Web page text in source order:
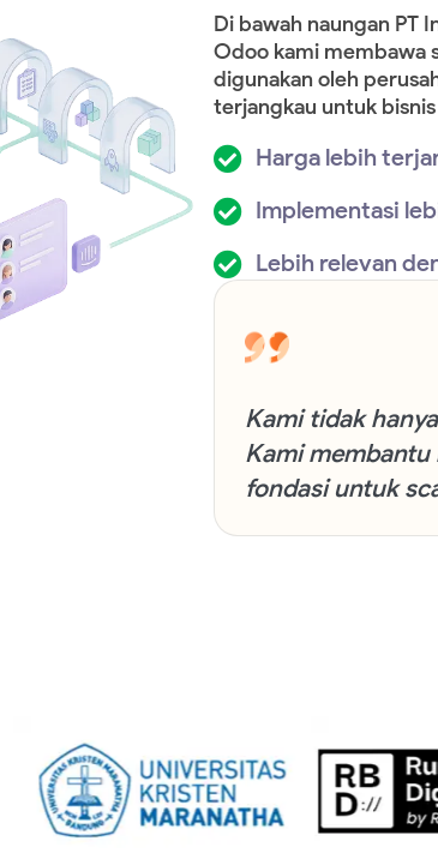
Di bawah naungan PT
Odoo kami membawa
digunakan oleh
terjangkau untuk
Harga lebih
Implementasi
Lebih relevan
Kami tidak
Kami
fondasi untuk